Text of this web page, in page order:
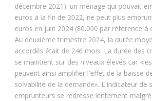
décembre 2021): un ménage qui pouvait
euros à la fin de 2022, ne peut plus
euros en juin 2024 (80.000 par référence à
Au deuxième trimestre 2024, la durée
accordés était de 246 mois. La durée des
se maintient sur des niveaux élevés car
peuvent ainsi amplifier l'effet de la baisse
solvabilité de la demande». L'indicateur de
emprunteurs se redresse lentement